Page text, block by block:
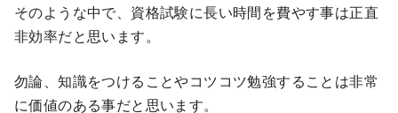
そのような中で、資格試験に長い時間を費やす事は正直
非効率だと思います。
勿論、知識をつけることやコツコツ勉強することは非常
に価値のある事だと思います。